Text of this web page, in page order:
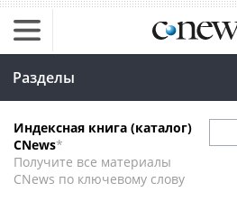
Разделы
Индексная книга (каталог)
CNews*
Получите все материалы
CNews по ключевому слову